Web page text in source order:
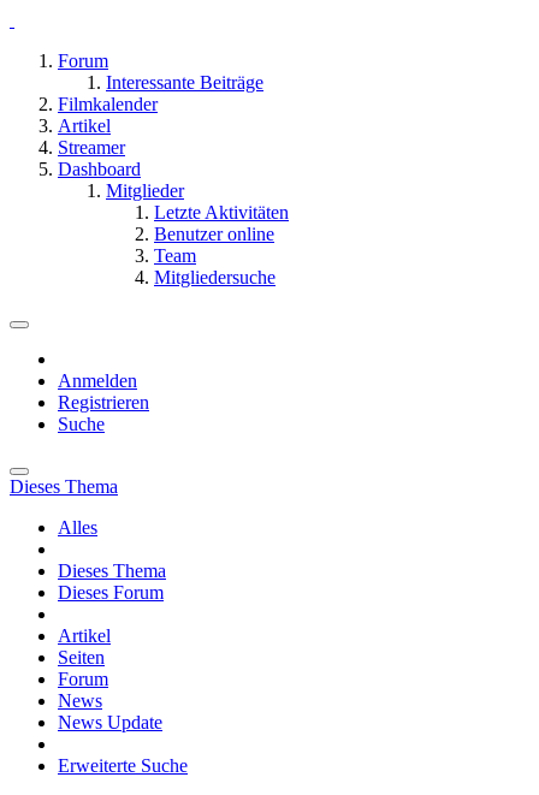
Forum
Interessante Beiträge
Filmkalender
Artikel
Streamer
Dashboard
Mitglieder
Letzte Aktivitäten
Benutzer online
Team
Mitgliedersuche
Anmelden
Registrieren
Suche
Dieses Thema
Alles
Dieses Thema
Dieses Forum
Artikel
Seiten
Forum
News
News Update
Erweiterte Suche